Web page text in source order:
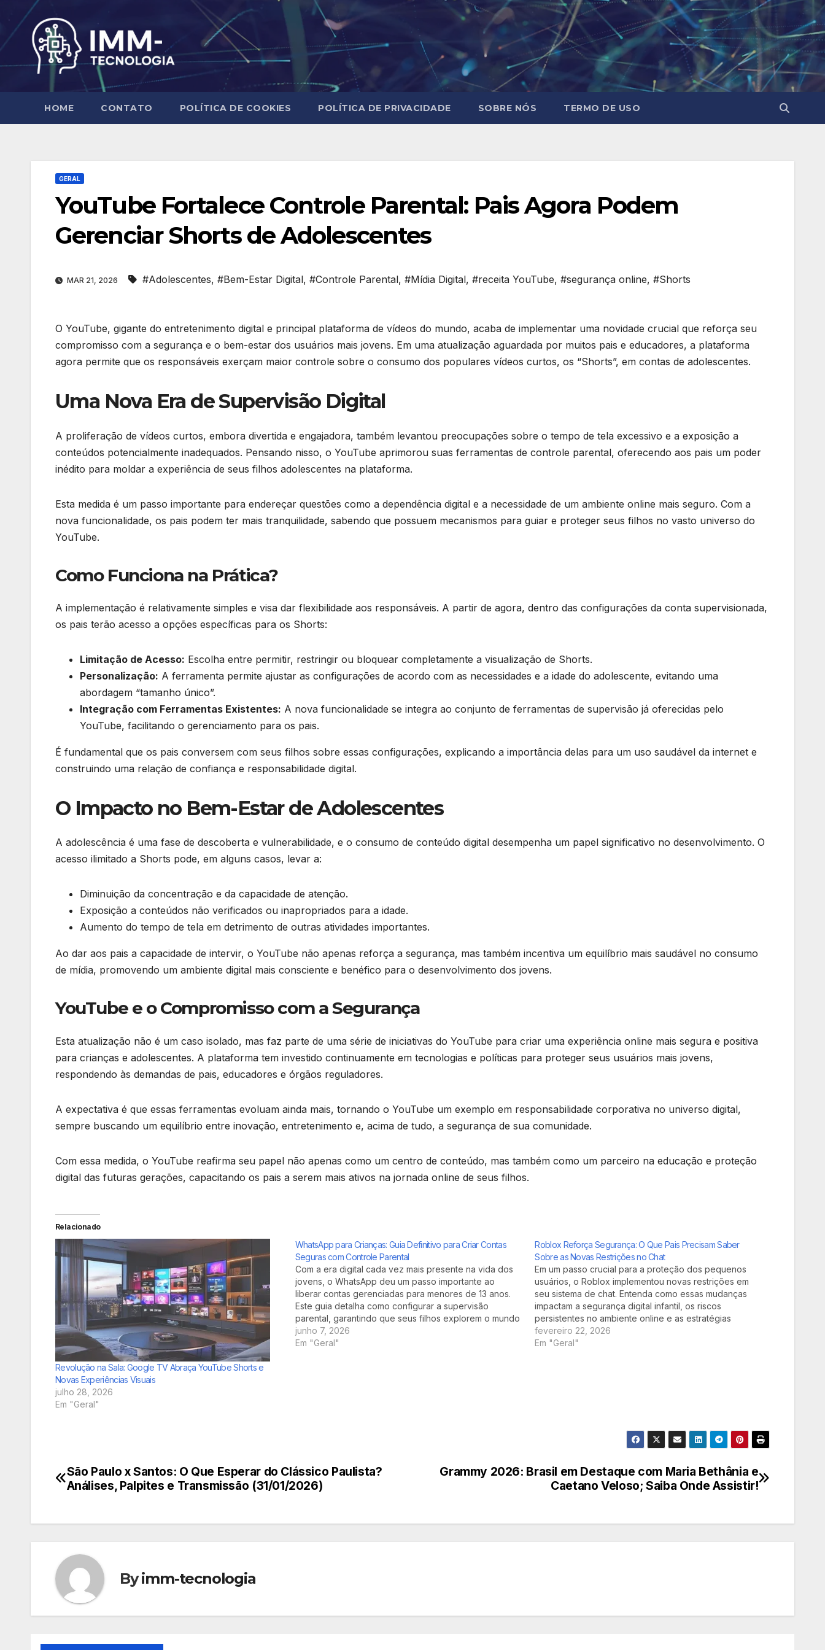
content
HOME CONTATO POLÍTICA DE COOKIES POLÍTICA DE PRIVACIDADE SOBRE NÓS TERMO DE USO
GERAL
YouTube Fortalece Controle Parental: Pais Agora Podem
Gerenciar Shorts de Adolescentes
MAR 21, 2026 #Adolescentes, #Bem-Estar Digital, #Controle Parental, #Mídia Digital, #receita YouTube, #segurança online, #Shorts
O YouTube, gigante do entretenimento digital e principal plataforma de vídeos do mundo, acaba de implementar uma novidade crucial que reforça seu
compromisso com a segurança e o bem-estar dos usuários mais jovens. Em uma atualização aguardada por muitos pais e educadores, a plataforma
agora permite que os responsáveis exerçam maior controle sobre o consumo dos populares vídeos curtos, os “Shorts”, em contas de adolescentes.
Uma Nova Era de Supervisão Digital
A proliferação de vídeos curtos, embora divertida e engajadora, também levantou preocupações sobre o tempo de tela excessivo e a exposição a
conteúdos potencialmente inadequados. Pensando nisso, o YouTube aprimorou suas ferramentas de controle parental, oferecendo aos pais um poder
inédito para moldar a experiência de seus filhos adolescentes na plataforma.
Esta medida é um passo importante para endereçar questões como a dependência digital e a necessidade de um ambiente online mais seguro. Com a
nova funcionalidade, os pais podem ter mais tranquilidade, sabendo que possuem mecanismos para guiar e proteger seus filhos no vasto universo do
YouTube.
Como Funciona na Prática?
A implementação é relativamente simples e visa dar flexibilidade aos responsáveis. A partir de agora, dentro das configurações da conta supervisionada,
os pais terão acesso a opções específicas para os Shorts:
Limitação de Acesso: Escolha entre permitir, restringir ou bloquear completamente a visualização de Shorts.
Personalização: A ferramenta permite ajustar as configurações de acordo com as necessidades e a idade do adolescente, evitando uma
abordagem “tamanho único”.
Integração com Ferramentas Existentes: A nova funcionalidade se integra ao conjunto de ferramentas de supervisão já oferecidas pelo
YouTube, facilitando o gerenciamento para os pais.
É fundamental que os pais conversem com seus filhos sobre essas configurações, explicando a importância delas para um uso saudável da internet e
construindo uma relação de confiança e responsabilidade digital.
O Impacto no Bem-Estar de Adolescentes
A adolescência é uma fase de descoberta e vulnerabilidade, e o consumo de conteúdo digital desempenha um papel significativo no desenvolvimento. O
acesso ilimitado a Shorts pode, em alguns casos, levar a:
Diminuição da concentração e da capacidade de atenção.
Exposição a conteúdos não verificados ou inapropriados para a idade.
Aumento do tempo de tela em detrimento de outras atividades importantes.
Ao dar aos pais a capacidade de intervir, o YouTube não apenas reforça a segurança, mas também incentiva um equilíbrio mais saudável no consumo
de mídia, promovendo um ambiente digital mais consciente e benéfico para o desenvolvimento dos jovens.
YouTube e o Compromisso com a Segurança
Esta atualização não é um caso isolado, mas faz parte de uma série de iniciativas do YouTube para criar uma experiência online mais segura e positiva
para crianças e adolescentes. A plataforma tem investido continuamente em tecnologias e políticas para proteger seus usuários mais jovens,
respondendo às demandas de pais, educadores e órgãos reguladores.
A expectativa é que essas ferramentas evoluam ainda mais, tornando o YouTube um exemplo em responsabilidade corporativa no universo digital,
sempre buscando um equilíbrio entre inovação, entretenimento e, acima de tudo, a segurança de sua comunidade.
Com essa medida, o YouTube reafirma seu papel não apenas como um centro de conteúdo, mas também como um parceiro na educação e proteção
digital das futuras gerações, capacitando os pais a serem mais ativos na jornada online de seus filhos.
Relacionado
Revolução na Sala: Google TV Abraça YouTube Shorts e
Novas Experiências Visuais
julho 28, 2026
Em "Geral"
WhatsApp para Crianças: Guia Definitivo para Criar Contas
Seguras com Controle Parental
Com a era digital cada vez mais presente na vida dos
jovens, o WhatsApp deu um passo importante ao
liberar contas gerenciadas para menores de 13 anos.
Este guia detalha como configurar a supervisão
parental, garantindo que seus filhos explorem o mundo
digital com segurança e responsabilidade.
junho 7, 2026
Em "Geral"
Roblox Reforça Segurança: O Que Pais Precisam Saber
Sobre as Novas Restrições no Chat
Em um passo crucial para a proteção dos pequenos
usuários, o Roblox implementou novas restrições em
seu sistema de chat. Entenda como essas mudanças
impactam a segurança digital infantil, os riscos
persistentes no ambiente online e as estratégias
essenciais para que pais e responsáveis garantam uma
experiência segura e divertida…
fevereiro 22, 2026
Em "Geral"
Navegação
Post
Grammy 2026: Brasil em Destaque com Maria Bethânia e
Caetano Veloso; Saiba Onde Assistir!
São Paulo x Santos: O Que Esperar do Clássico Paulista?
Análises, Palpites e Transmissão (31/01/2026)
Byimm-tecnologia